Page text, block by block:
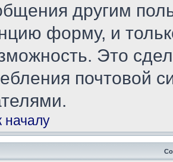
другим
форму, и
Это
почтовой
началу